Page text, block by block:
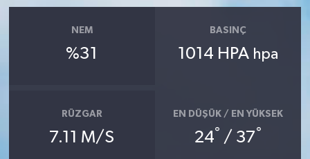
NEM
%31
BASINÇ
1014 HPA hpa
RÜZGAR
7.11 M/S
EN DÜŞÜK / EN YÜKSEK
24° / 37°
SAĞLIK
ŞİRKET HABERLERİ
SPOR